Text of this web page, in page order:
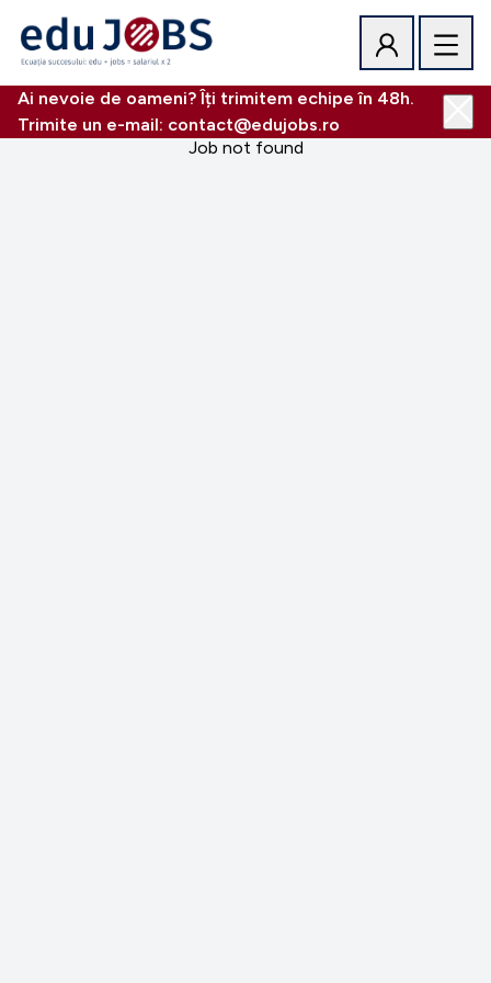
Ai nevoie de oameni? Îți trimitem echipe în 48h.
Trimite un e-mail: contact@edujobs.ro
Job not found